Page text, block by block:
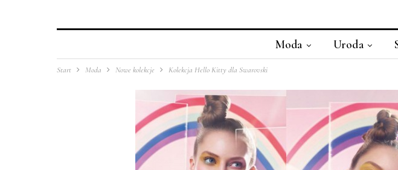
Moda Uroda
Start Moda Nowe kolekcje Kolekcja Hello Kitty dla Swarovski